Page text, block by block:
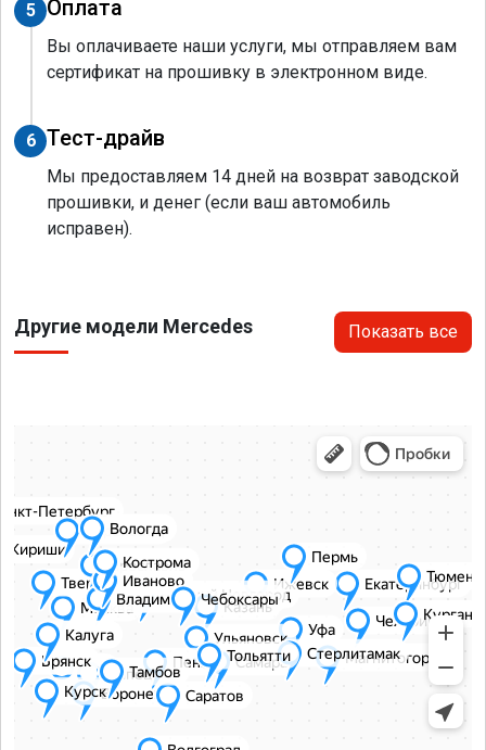
5 Оплата
Вы оплачиваете наши услуги, мы отправляем вам
сертификат на прошивку в электронном виде.
6 Тест-драйв
Мы предоставляем 14 дней на возврат заводской
прошивки, и денег (если ваш автомобиль
исправен).
Другие модели Mercedes Показать все